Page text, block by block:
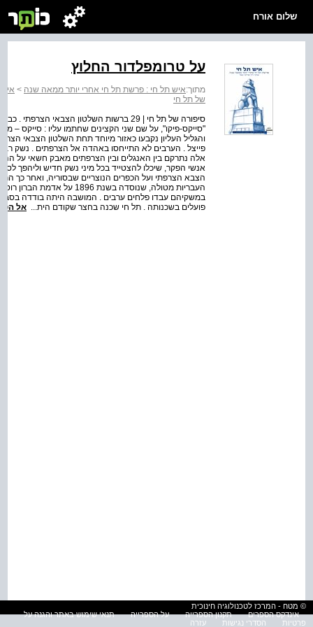
שלום אורח
על טרומפלדור החלוץ
מתוך:איש תל חי : פרשת תל חי אחרי יותר ממאה שנה >
של תל חי
"סייקס-פיקו", על שם שני הקצינים שחתמו עליו : סייקס –
והגליל העליון נקבעו כאזור מיוחד תחת השלטון הצבאי
פייצל . הערבים לא התייחסו באהדה אל הצרפתים . נשק
אלה נתרקם בין האנגלים ובין הצרפתים מאבק חשאי על
אנשי הפקר, שיכלו להצטייד בכל מיני נשק חדיש וליהפך
הצבא הצרפתי ועל הכפרים הנוצריים שבסוריה, ואחר כך
העבריות מטולה, שנוסדה
במשקיהם עבדו פלחים ערבים . המושבה היתה בודדה
פועלים בשכנותה . תל חי שכנה בחצר שקודם הית... אל
© מטח - המרכז לטכנולוגיה חינוכית
אינדקס הספרים
תקנון הספרייה על הספרייה
תנאי שימוש באתר והגנה על
פרטיות
הסדרי נגישות עזרה